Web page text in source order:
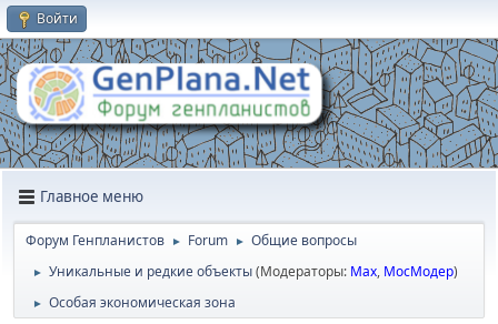
Войти
Главное меню
Форум Генпланистов ► Forum ► Общие вопросы
► Уникальные и редкие объекты(Модераторы: Max, МосМодер)
► Особая экономическая зона